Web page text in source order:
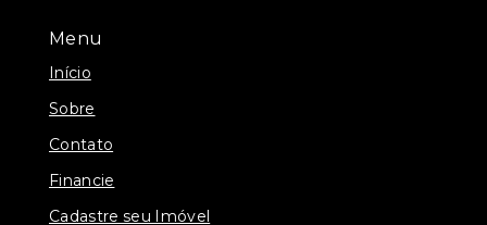
Menu
Início
Sobre
Contato
Financie
Cadastre seu Imóvel